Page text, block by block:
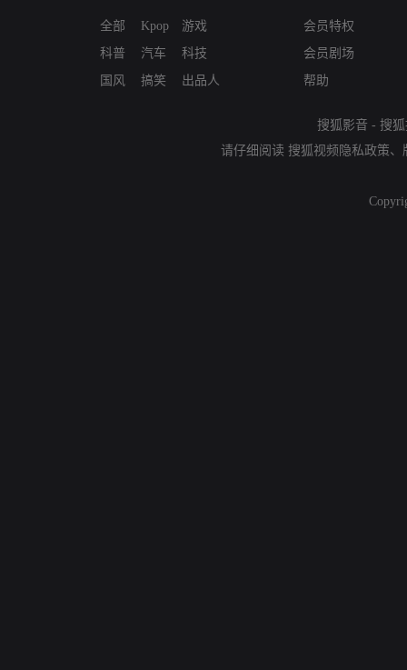
全部
科普
国风
Kpop
汽车
搞笑
游戏
科技
出品人
会员特权
会员剧场
帮助
搜狐影音 - 搜
请仔细阅读 搜狐视频隐私政策、